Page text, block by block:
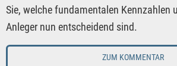
Sie, welche fundamentalen Kennzahlen
Anleger nun entscheidend sind.
ZUM KOMMENTAR